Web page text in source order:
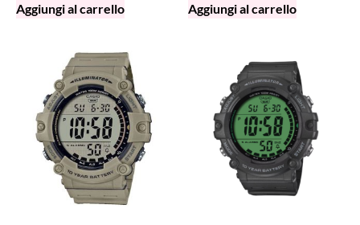
Aggiungi al carrello Aggiungi al carrello